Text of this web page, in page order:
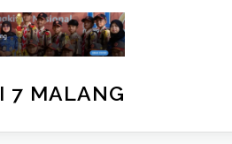
7 MALANG